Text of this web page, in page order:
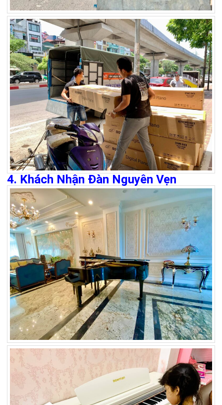
4. Khách Nhận Đàn Nguyên Vẹn